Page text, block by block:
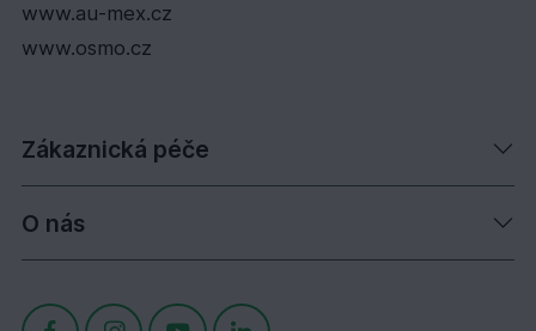
www.au-mex.cz
www.osmo.cz
Zákaznická péče
O nás